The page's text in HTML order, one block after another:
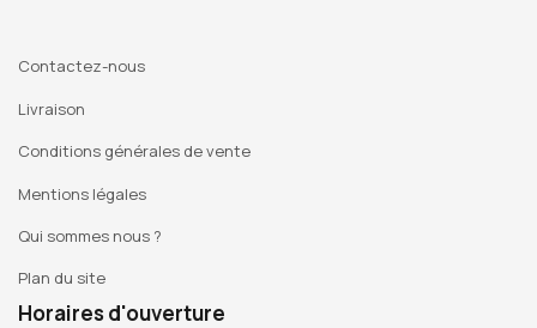
Contactez-nous
Livraison
Conditions générales de vente
Mentions légales
Qui sommes nous ?
Plan du site
Horaires d'ouverture